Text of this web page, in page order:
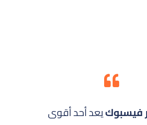
فيسبوكيعد أحد أقوى